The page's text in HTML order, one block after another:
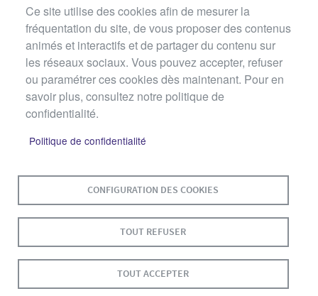
Ce site utilise des cookies afin de mesurer la
fréquentation du site, de vous proposer des contenus
animés et interactifs et de partager du contenu sur
les réseaux sociaux. Vous pouvez accepter, refuser
ou paramétrer ces cookies dès maintenant. Pour en
savoir plus, consultez notre politique de
confidentialité.
Politique de confidentialité
CONFIGURATION DES COOKIES
TOUT REFUSER
TOUT ACCEPTER
PLAN DU SITE
DONNÉES PERSONNELLES
S'IDENTIFIER